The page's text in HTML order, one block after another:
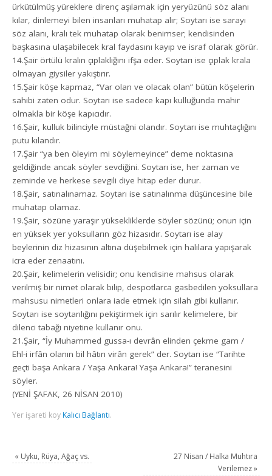
ürkütülmüş yüreklere direnç aşılamak için yeryüzünü söz alanı
kılar, dinlemeyi bilen insanları muhatap alır; Soytarı ise sarayı
söz alanı, kralı tek muhatap olarak benimser; kendisinden
başkasına ulaşabilecek kral faydasını kayıp ve israf olarak görür.
14.Şair örtülü kralın çıplaklığını ifşa eder. Soytarı ise çıplak krala
olmayan giysiler yakıştırır.
15.Şair köşe kapmaz, “Var olan ve olacak olan” bütün köşelerin
sahibi zaten odur. Soytarı ise sadece kapı kulluğunda mahir
olmakla bir köşe kapıcıdır.
16.Şair, kulluk bilinciyle müstağni olandır. Soytarı ise muhtaçlığını
putu kılandır.
17.Şair “ya ben öleyim mi söylemeyince” deme noktasına
geldiğinde ancak söyler sevdiğini. Soytarı ise, her zaman ve
zeminde ve herkese sevgili diye hitap eder durur.
18.Şair, satınalınamaz. Soytarı ise satınalınma düşüncesine bile
muhatap olamaz.
19.Şair, sözüne yaraşır yüksekliklerde söyler sözünü; onun için
en yüksek yer yoksulların göz hizasıdır. Soytarı ise alay
beylerinin diz hizasının altına düşebilmek için halılara yapışarak
icra eder zenaatını.
20.Şair, kelimelerin velisidir; onu kendisine mahsus olarak
verilmiş bir nimet olarak bilip, despotlarca gasbedilen yoksullara
mahsusu nimetleri onlara iade etmek için silah gibi kullanır.
Soytarı ise soytarılığını pekiştirmek için sarılır kelimelere, bir
dilenci tabağı niyetine kullanır onu.
21.Şair, “İy Muhammed gussa-ı devrân elinden çekme gam /
Ehl-i irfân olanın bil hâtırı virân gerek” der. Soytarı ise “Tarihte
geçti başa Ankara / Yaşa Ankara! Yaşa Ankara!” teranesini
söyler.
(YENİ ŞAFAK, 26 NİSAN 2010)
Yer işareti koy Kalıcı Bağlantı.
« Uyku, Rüya, Ağaç vs.
27 Nisan / Halka Muhtıra
Verilemez»